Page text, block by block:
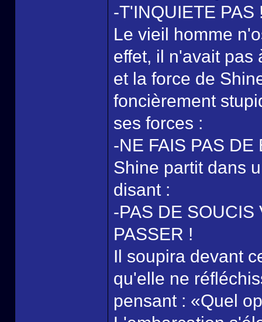
-T'INQUIETE PAS
Le vieil homme
effet, il n'avait pas
et la force de
foncièrement
ses forces :
-NE FAIS PAS DE
Shine partit dans
disant :
-PAS DE SOUCIS
PASSER !
Il soupira devant
qu'elle ne
pensant : «Quel